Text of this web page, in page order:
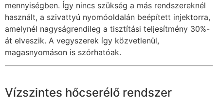
mennyiségben. Így nincs szükség a más rendszereknél
használt, a szivattyú nyomóoldalán beépített injektorra,
amelynél nagyságrendileg a tisztítási teljesítmény 30%-
át elveszik. A vegyszerek így közvetlenül,
magasnyomáson is szórhatóak.
Vízszintes hőcserélő rendszer